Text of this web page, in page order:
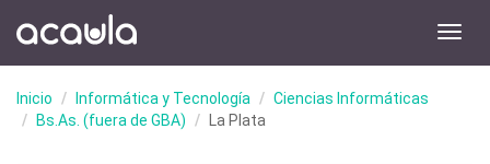
Inicio Informática y Tecnología
Ciencias Informáticas
Bs.As. (fuera de GBA)
La Plata